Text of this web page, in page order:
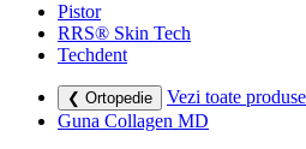
Pistor
RRS® Skin Tech
Techdent
❮ Ortopedie
Vezi toate
Guna Collagen MD